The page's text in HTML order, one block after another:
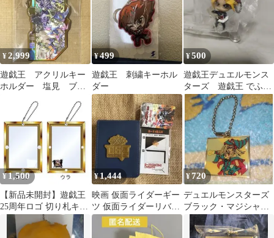
¥2,999
遊戯王 アクリルキー
ホルダー 塩見 ブラ
¥499
遊戯王 刺繍キーホル
ダー
¥500
遊戯王デュエルモンス
ターズ 遊戯王 でふぉ
めmini 闇遊戯
¥1,500
【新品未開封】遊戯王
25周年ロゴ 切り札キー
ホルダー ゴールド
¥1,444
映画 仮面ライダーギー
ツ 仮面ライダーリバイ
ス カードケース 劇場グ
ッズ
¥720
デュエルモンスターズ
ブラック・マジシャ
ン・ガール キーホルダ
ー 即購入 遊戯王